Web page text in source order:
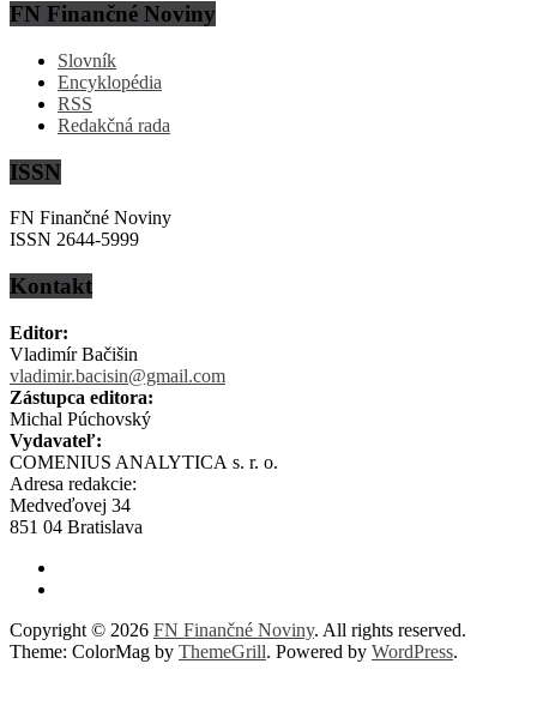
FN Finančné Noviny
Slovník
Encyklopédia
RSS
Redakčná rada
ISSN
FN Finančné Noviny
ISSN 2644-5999
Kontakt
Editor:
Vladimír Bačišin
vladimir.bacisin@gmail.com
Zástupca editora:
Michal Púchovský
Vydavateľ:
COMENIUS ANALYTICA s. r. o.
Adresa redakcie:
Medveďovej 34
851 04 Bratislava
Copyright © 2026 FN Finančné Noviny. All rights reserved.
Theme: ColorMag by ThemeGrill. Powered by WordPress.